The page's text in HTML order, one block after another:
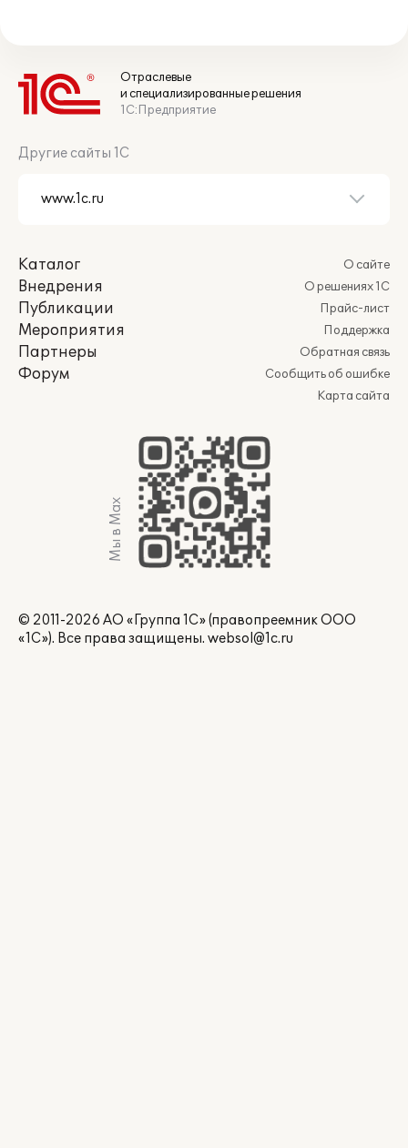
Отраслевые
и специализированные решения
1С:Предприятие
Другие сайты 1С
Каталог
Внедрения
Публикации
Мероприятия
Партнеры
Форум
О сайте
О решениях 1С
Прайс-лист
Поддержка
Обратная связь
Сообщить об ошибке
Карта сайта
Мы в Max
© 2011-2026 АО «Группа 1С» (правопреемник ООО
«1С»). Все права защищены. websol@1c.ru